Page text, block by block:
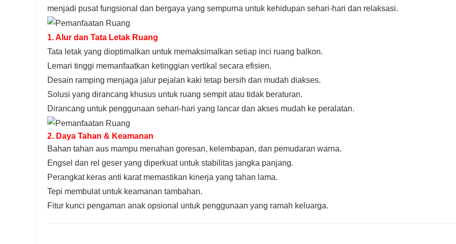
menjadi pusat fungsional dan bergaya yang sempurna untuk kehidupan sehari-hari dan relaksasi.
1. Alur dan Tata Letak Ruang
Tata letak yang dioptimalkan untuk memaksimalkan setiap inci ruang balkon.
Lemari tinggi memanfaatkan ketinggian vertikal secara efisien.
Desain ramping menjaga jalur pejalan kaki tetap bersih dan mudah diakses.
Solusi yang dirancang khusus untuk ruang sempit atau tidak beraturan.
Dirancang untuk penggunaan sehari-hari yang lancar dan akses mudah ke peralatan.
2. Daya Tahan & Keamanan
Bahan tahan aus mampu menahan goresan, kelembapan, dan pemudaran warna.
Engsel dan rel geser yang diperkuat untuk stabilitas jangka panjang.
Perangkat keras anti karat memastikan kinerja yang tahan lama.
Tepi membulat untuk keamanan tambahan.
Fitur kunci pengaman anak opsional untuk penggunaan yang ramah keluarga.